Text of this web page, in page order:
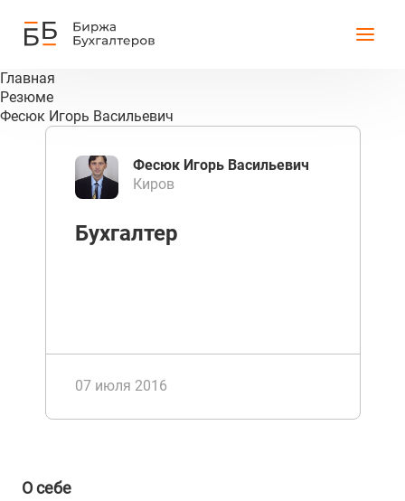
Главная
Резюме
Фесюк Игорь Васильевич
Фесюк Игорь Васильевич
Киров
Бухгалтер
07 июля 2016
О себе